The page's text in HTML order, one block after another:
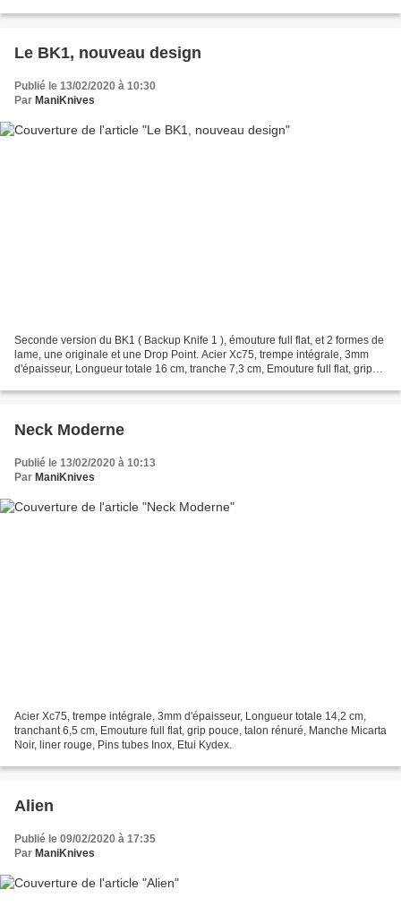
Le BK1, nouveau design
Publié le 13/02/2020 à 10:30
Par ManiKnives
Seconde version du BK1 ( Backup Knife 1 ), émouture full flat, et 2 formes de
lame, une originale et une Drop Point. Acier Xc75, trempe intégrale, 3mm
d'épaisseur, Longueur totale 16 cm, tranche 7,3 cm, Emouture full flat, grip
Neck Moderne
Publié le 13/02/2020 à 10:13
Par ManiKnives
Acier Xc75, trempe intégrale, 3mm d'épaisseur, Longueur totale 14,2 cm,
tranchant 6,5 cm, Emouture full flat, grip pouce, talon rénuré, Manche Micarta
Noir, liner rouge, Pins tubes Inox, Etui Kydex.
Alien
Publié le 09/02/2020 à 17:35
Par ManiKnives